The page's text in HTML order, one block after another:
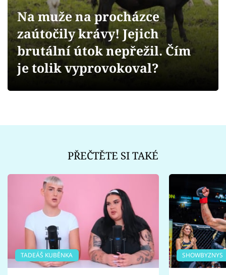
Videa
Sledujte prima+
Na muže na procházce
zaútočily krávy! Jejich
brutální útok nepřežil. Čím
je tolik vyprovokoval?
PŘEČTĚTE SI TAKÉ
TADEÁŠ KUBĚNKA SHOWBYZNYS